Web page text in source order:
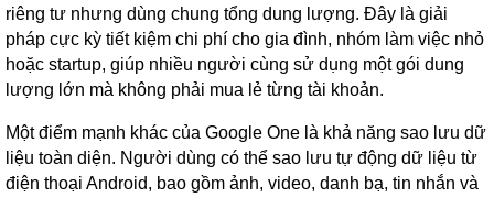
riêng tư nhưng dùng chung tổng dung lượng. Đây là giải
pháp cực kỳ tiết kiệm chi phí cho gia đình, nhóm làm việc nhỏ
hoặc startup, giúp nhiều người cùng sử dụng một gói dung
lượng lớn mà không phải mua lẻ từng tài khoản.
Một điểm mạnh khác của Google One là khả năng sao lưu dữ
liệu toàn diện. Người dùng có thể sao lưu tự động dữ liệu từ
điện thoại Android, bao gồm ảnh, video, danh bạ, tin nhắn và